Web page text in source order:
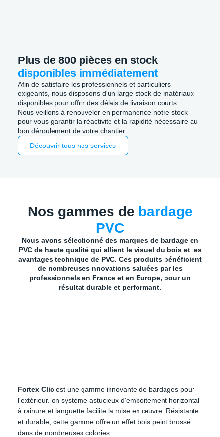
Plus de 800 pièces en stock
disponibles immédiatement
Afin de satisfaire les professionnels et particuliers
exigeants, nous disposons d'un large stock de matériaux
disponibles pour offrir des délais de livraison courts.
Nous veillons à renouveler en permanence notre stock
pour vous garantir la réactivité et la rapidité nécessaire au
bon déroulement de votre chantier.
Découvrir tous nos services
Nos gammes de bardage
PVC
Nous avons sélectionné des marques de bardage en
PVC de haute qualité qui allient le visuel du bois et les
avantages technique de PVC. Ces produits bénéficient
de nombreuses nnovations saluées par les
professionnels en France et en Europe, pour un
résultat durable et performant.
Fortex Clic est une gamme innovante de bardages pour
l'extérieur. on système astucieux d'emboitement horizontal
à rainure et languette facilite la mise en œuvre. Résistante
et durable, cette gamme offre un effet bois peint brossé
dans de nombreuses colories.